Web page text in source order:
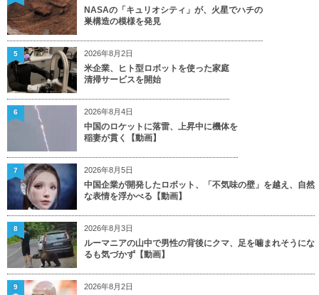
NASAの「キュリオシティ」が、火星でハチの
巣構造の模様を発見
2026年8月2日
米企業、ヒト型ロボットを使った家庭
清掃サービスを開始
5
2026年8月4日
中国のロケットに落雷、上昇中に機体を
稲妻が貫く【動画】
6
2026年8月5日
中国企業が開発したロボット、「不気味の壁」を越え、自然
な表情を浮かべる【動画】
7
2026年8月3日
ルーマニアの山中で男性の背後にクマ、足を噛まれそうにな
るも気づかず【動画】
8
2026年8月2日
9